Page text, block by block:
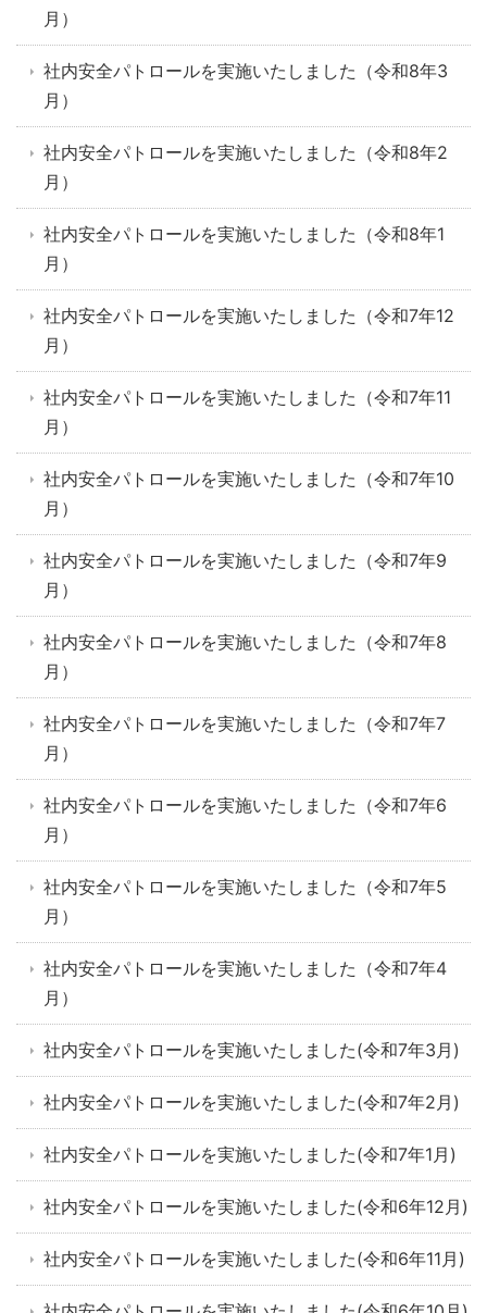
月）
社内安全パトロールを実施いたしました（令和8年3
月）
社内安全パトロールを実施いたしました（令和8年2
月）
社内安全パトロールを実施いたしました（令和8年1
月）
社内安全パトロールを実施いたしました（令和7年12
月）
社内安全パトロールを実施いたしました（令和7年11
月）
社内安全パトロールを実施いたしました（令和7年10
月）
社内安全パトロールを実施いたしました（令和7年9
月）
社内安全パトロールを実施いたしました（令和7年8
月）
社内安全パトロールを実施いたしました（令和7年7
月）
社内安全パトロールを実施いたしました（令和7年6
月）
社内安全パトロールを実施いたしました（令和7年5
月）
社内安全パトロールを実施いたしました（令和7年4
月）
社内安全パトロールを実施いたしました(令和7年3月)
社内安全パトロールを実施いたしました(令和7年2月)
社内安全パトロールを実施いたしました(令和7年1月)
社内安全パトロールを実施いたしました(令和6年12月)
社内安全パトロールを実施いたしました(令和6年11月)